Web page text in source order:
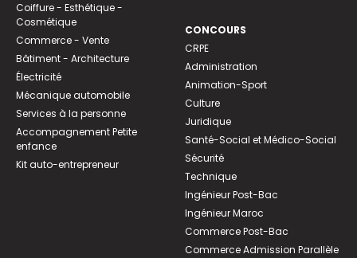
Coiffure - Esthétique -
Cosmétique
Commerce - Vente
Bâtiment - Architecture
Électricité
Mécanique automobile
Services à la personne
Accompagnement Petite
enfance
Kit auto-entrepreneur
CONCOURS
CRPE
Administration
Animation-Sport
Culture
Juridique
Santé-Social et Médico-Social
Sécurité
Technique
Ingénieur Post-Bac
Ingénieur Maroc
Commerce Post-Bac
Commerce Admission Parallèle